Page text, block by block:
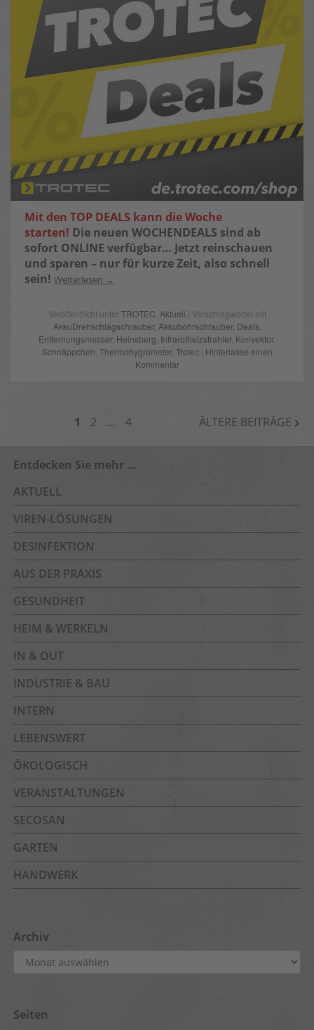
Mit den TOP DEALS kann die Woche
starten! Die neuen WOCHENDEALS sind ab
sofort ONLINE verfügbar… Jetzt reinschauen
und sparen – nur für kurze Zeit, also schnell
sein! Weiterlesen
Veröffentlicht unterTROTEC Aktuell | Verschlagwortet mit
AkkuDrehschlagschrauber, Akkubohrschrauber, Deals
Entfernungsmesser, Heinsberg Infrarotheizstrahler, Konvektor,
Schnäppchen Thermohygrometer, Trotec| Hinterlasse einen
Kommentar
BEITRAGSNAVIGATION
1 2 … 4 ÄLTERE BEITRÄGE
Entdecken Sie mehr …
AKTUELL
VIREN-LÖSUNGEN
DESINFEKTION
AUS DER PRAXIS
GESUNDHEIT
HEIM & WERKELN
IN & OUT
INDUSTRIE & BAU
INTERN
LEBENSWERT
ÖKOLOGISCH
VERANSTALTUNGEN
SECOSAN
GARTEN
HANDWERK
Archiv
Archiv
Seiten